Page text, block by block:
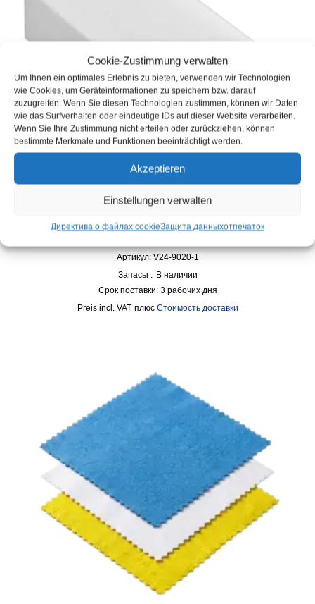
Cookie-Zustimmung verwalten
Um Ihnen ein optimales Erlebnis zu bieten, verwenden wir Technologien
wie Cookies, um Geräteinformationen zu speichern bzw. darauf
zuzugreifen. Wenn Sie diesen Technologien zustimmen, können wir Daten
wie das Surfverhalten oder eindeutige IDs auf dieser Website verarbeiten.
Wenn Sie Ihre Zustimmung nicht erteilen oder zurückziehen, können
bestimmte Merkmale und Funktionen beeinträchtigt werden.
Akzeptieren
Einstellungen verwalten
Директива о файлах cookieЗащита данныхотпечаток
Артикул: V24-9020-1
Запасы : В наличии
Срок поставки: 3 рабочих дня
incl. VAT плюс Стоимость доставки